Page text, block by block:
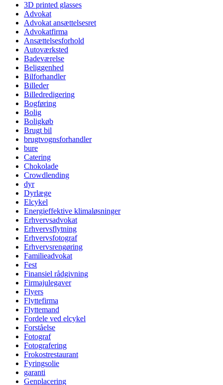
3D printed glasses
Advokat
Advokat ansættelsesret
Advokatfirma
Ansættelsesforhold
Autoværksted
Badeværelse
Beliggenhed
Bilforhandler
Billeder
Billedredigering
Bogføring
Bolig
Boligkøb
Brugt bil
brugtvognsforhandler
bure
Catering
Chokolade
Crowdlending
dyr
Dyrlæge
Elcykel
Energieffektive klimaløsninger
Erhvervsadvokat
Erhvervsflytning
Erhvervsfotograf
Erhvervsrengøring
Familieadvokat
Fest
Finansiel rådgivning
Firmajulegaver
Flyers
Flyttefirma
Flyttemand
Fordele ved elcykel
Forståelse
Fotograf
Fotografering
Frokostrestaurant
Fyringsolie
garanti
Genplacering